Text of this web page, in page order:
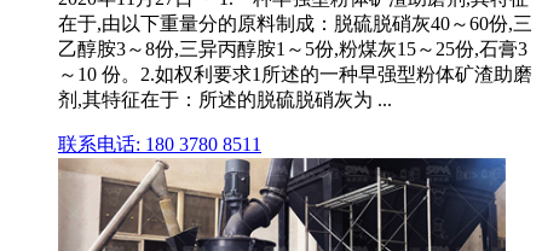
在于,由以下重量分的原料制成：脱硫脱硝灰40～60份,三
乙醇胺3～8份,三异丙醇胺1～5份,粉煤灰15～25份,石膏3
～10 份。2.如权利要求1所述的一种早强型粉体矿渣助磨
剂,其特征在于：所述的脱硫脱硝灰为 ...
联系电话: 180 3780 8511